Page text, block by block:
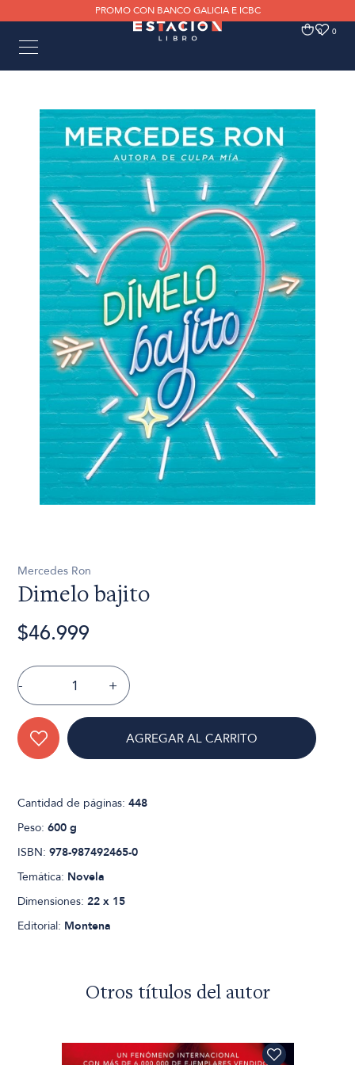
PROMO CON BANCO GALICIA E ICBC
0 0
Mercedes Ron
Dimelo bajito
$46.999
- +
AGREGAR AL CARRITO
Cantidad de páginas:448
Peso:600 g
ISBN:978-987492465-0
Temática: Novela
Dimensiones:22 x 15
Editorial: Montena
Otros títulos del autor